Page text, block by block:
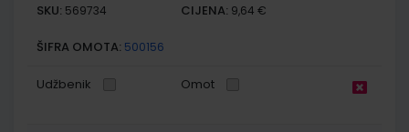
SKU: 569734 CIJENA: 9,64 €
ŠIFRA OMOTA: 500156
Udžbenik Omot